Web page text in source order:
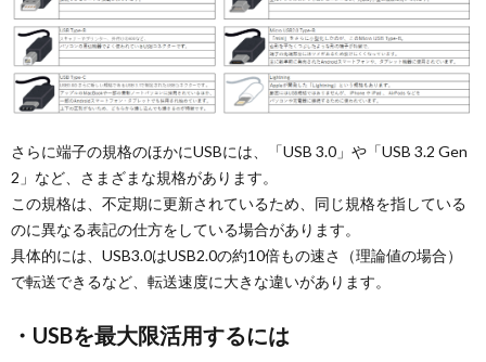
さらに端子の規格のほかにUSBには、「USB 3.0」や「USB 3.2 Gen
2」など、さまざまな規格があります。
この規格は、不定期に更新されているため、同じ規格を指している
のに異なる表記の仕方をしている場合があります。
具体的には、USB3.0はUSB2.0の約10倍もの速さ（理論値の場合）
で転送できるなど、転送速度に大きな違いがあります。
・USBを最大限活用するには